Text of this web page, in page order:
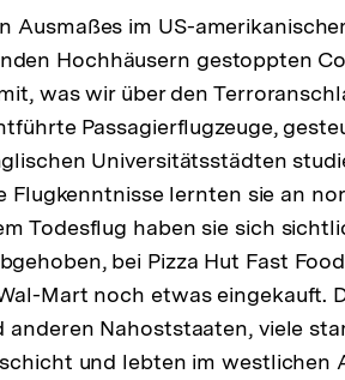
Ausmaßes im US-
Hochhäusern gestoppten
was wir über den
Passagierflugzeuge,
Universitätsstädten
Flugkenntnisse lernten sie an
Todesflug haben sie sich
bei Pizza Hut Fast
Mart noch etwas eingekauft.
anderen Nahoststaaten, viele
und lebten im westlichen